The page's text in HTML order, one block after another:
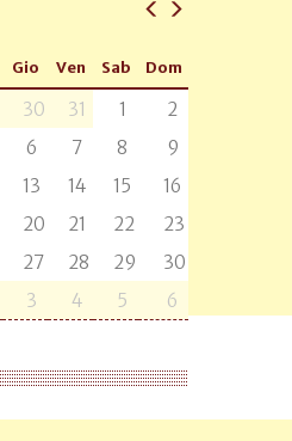
Gio Ven Sab Dom
30 31 1
2
6 7 8
9
13 14 15
16
20 21 22
23
27 28 29
30
3 4 5 6